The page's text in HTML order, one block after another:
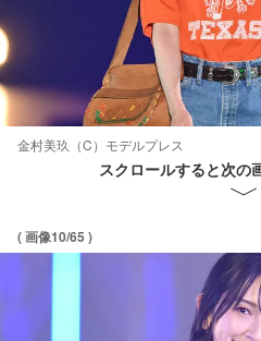
金村美玖（C）モデルプレス
スクロールすると次の
( 画像10/65 )